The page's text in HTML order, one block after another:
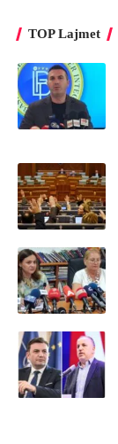
TOP Lajmet